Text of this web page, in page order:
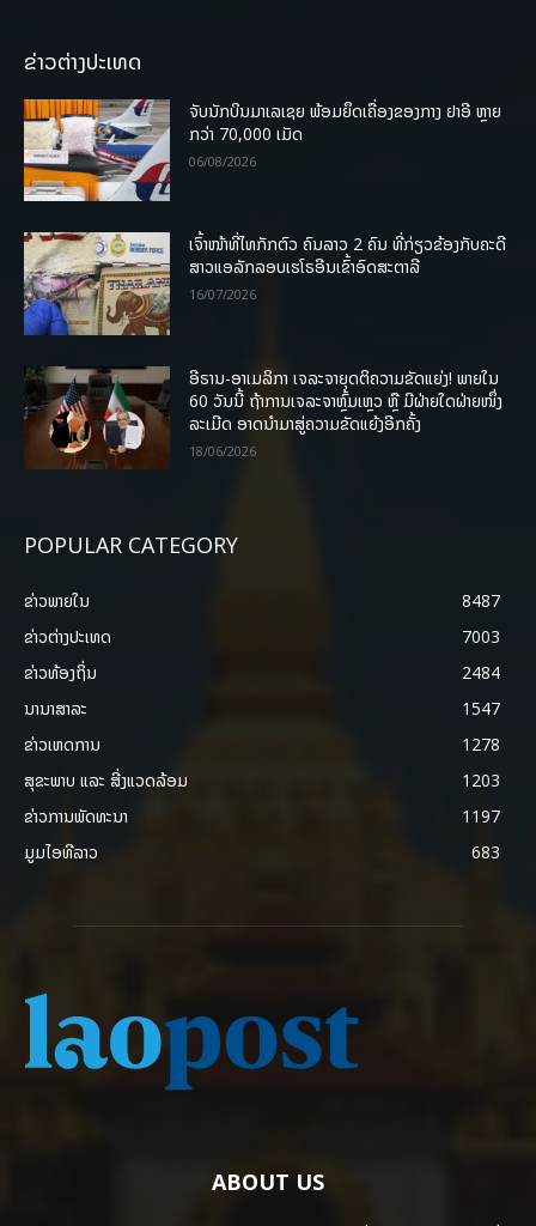
ຂ່າວຕ່າງປະເທດ
ຈັບນັກບິນມາເລເຊຍ ພ້ອມຍຶດເຄື່ອງຂອງກາງ ຢາອີ ຫຼາຍ
ກວ່າ 70,000 ເມັດ
06/08/2026
ເຈົ້າໜ້າທີ່ໄທກັກຕົວ ຄົນລາວ 2 ຄົນ ທີ່ກ່ຽວຂ້ອງກັບຄະດີ
ສາວແອລັກລອບເຮໂຣອີນເຂົ້າອົດສະຕາລີ
16/07/2026
ອີຣານ-ອາເມລິກາ ເຈລະຈາຍຸດຕິຄວາມຂັດແຍ່ງ! ພາຍໃນ
60 ວັນນີ້ ຖ້າການເຈລະຈາຫຼົ້ມເຫຼວ ຫຼື ມີຝ່າຍໃດຝ່າຍໜຶ່ງ
ລະເມີດ ອາດນໍາມາສູ່ຄວາມຂັດແຍ້ງອີກຄັ້ງ
18/06/2026
POPULAR CATEGORY
ຂ່າວພາຍ​ໃນ
8487
ຂ່າວຕ່າງປະເທດ
7003
ຂ່າວທ້ອງຖິ່ນ
2484
ນານາສາລະ
1547
ຂ່າວເຫດການ
1278
ສຸຂະພາບ ແລະ ສີ່ງແວດລ້ອມ
1203
ຂ່າວການພັດທະນາ
1197
ມູມໄອທີລາວ
683
ABOUT US